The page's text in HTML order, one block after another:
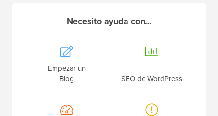
Necesito ayuda con…
Empezar un
Blog
SEO de WordPress